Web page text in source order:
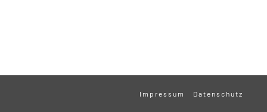
Impressum Datenschutz